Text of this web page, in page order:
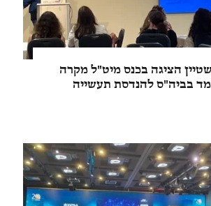
הציגה בכנס מיט"ל מקרה
בביה"ס להנדסת תעשייה